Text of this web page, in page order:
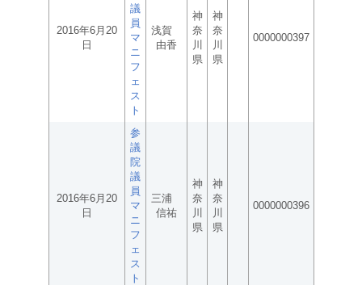
2016年6月20
日
議
員
マ
ニ
フ
ェ
ス
ト
浅賀
由香
神
奈
川
県
神
奈
川
県
0000000397
2016年6月20
日
参
議
院
議
員
マ
ニ
フ
ェ
ス
ト
三浦
信祐
神
奈
川
県
神
奈
川
県
0000000396